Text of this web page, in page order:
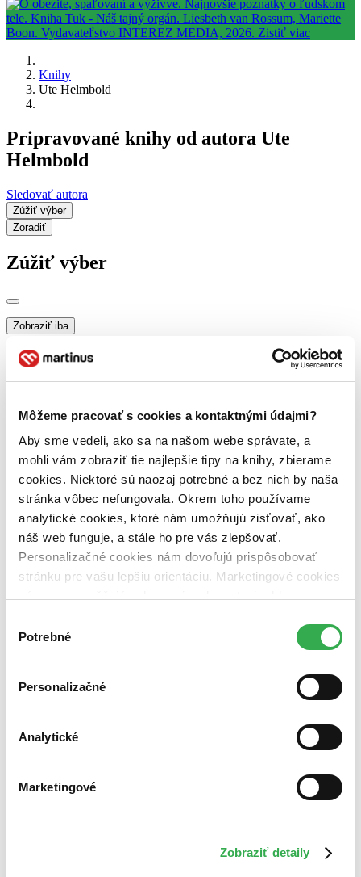
Môžeme pracovať s cookies a kontaktnými údajmi?
Aby sme vedeli, ako sa na našom webe správate, a
mohli vám zobraziť tie najlepšie tipy na knihy, zbierame
cookies. Niektoré sú naozaj potrebné a bez nich by naša
stránka vôbec nefungovala. Okrem toho používame
analytické cookies, ktoré nám umožňujú zisťovať, ako
náš web funguje, a stále ho pre vás zlepšovať.
Personalizačné cookies nám dovoľujú prispôsobovať
stránku pre vašu lepšiu orientáciu. Marketingové cookies
nám pomohlo, keby sme mohli používať všetky tieto
súhlasu
Potrebné
Personalizačné
Analytické
Marketingové
Zobraziť detaily
Knihy
Ute Helmbold
Pripravované knihy od autora Ute
Helmbold
Sledovať autora
Zúžiť výber
Zoradiť
Zúžiť výber
Zobraziť iba
zľavnené tituly (0 titulov)
predpredaj (0 titulov)predpredaj
pripravujeme (0 titulov)pripravujeme
dostupná (bez vypredaných) (0 titulov)
dostupná (bez
vypredaných)
Nové / čítané
nová (0 titulov)nová
čítaná (0 titulov)
čítaná
čítaná - výborný stav (0 titulov)čítaná - výborný stav
čítaná - mierne opotrebovaná (0 titulov)čítaná - mierne
opotrebovaná
Zúžiť výber
Bestsellery
Najdrahšie